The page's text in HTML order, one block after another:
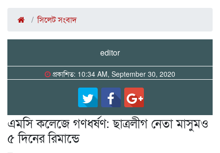
সিলেট সংবাদ
editor
প্রকাশিত: 10:34 AM, September 30, 2020
এমসি কলেজে গণধর্ষণ: ছাত্রলীগ নেতা মাসুমও
৫ দিনের রিমান্ডে